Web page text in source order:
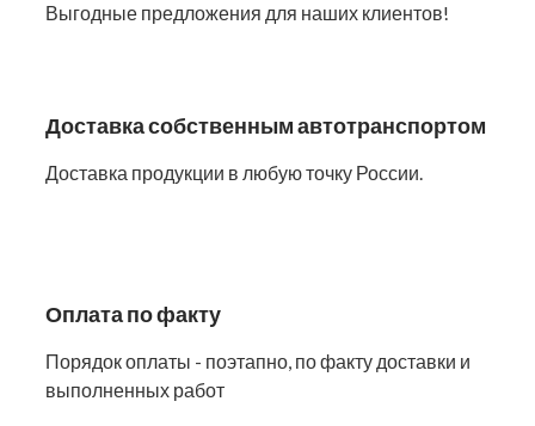
Выгодные предложения для наших клиентов!
Доставка собственным автотранспортом
Доставка продукции в любую точку России.
Оплата по факту
Порядок оплаты - поэтапно, по факту доставки и
выполненных работ